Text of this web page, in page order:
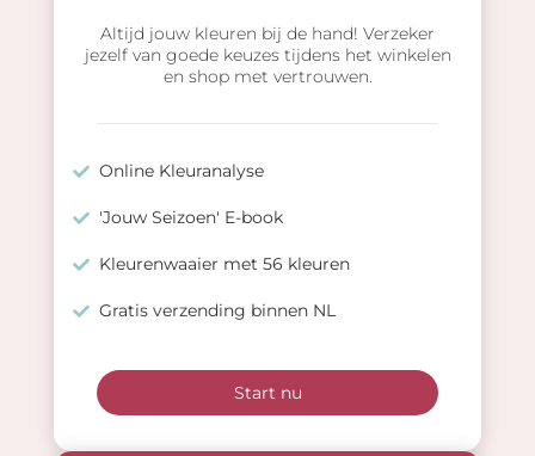
Altijd jouw kleuren bij de hand! Verzeker
jezelf van goede keuzes tijdens het winkelen
en shop met vertrouwen.
Online Kleuranalyse
'Jouw Seizoen' E-book
Kleurenwaaier met 56 kleuren
Gratis verzending binnen NL
Start nu